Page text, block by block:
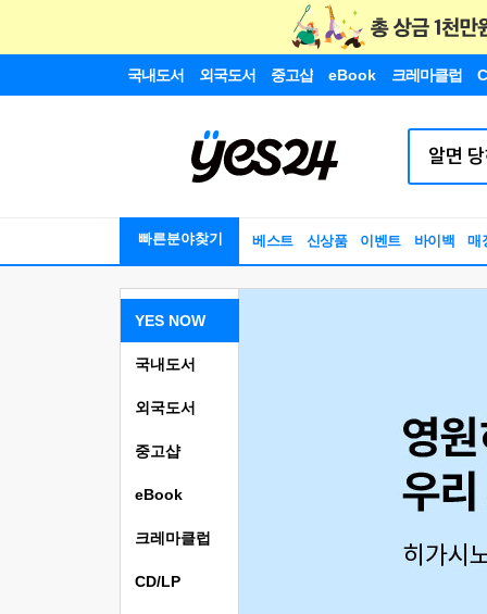
국내도서 외국도서 중고샵 eBook 크레마클럽
빠른분야찾기 베스트 신상품 이벤트 바이백 매
YES NOW
국내도서
외국도서
중고샵
eBook
크레마클럽
CD/LP